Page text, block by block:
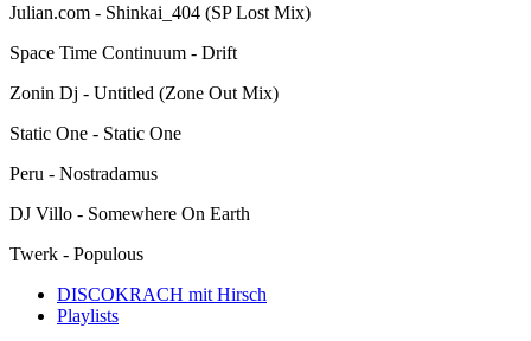
Julian.com - Shinkai_404 (SP Lost Mix)
Space Time Continuum - Drift
Zonin Dj - Untitled (Zone Out Mix)
Static One - Static One
Peru - Nostradamus
DJ Villo - Somewhere On Earth
Twerk - Populous
DISCOKRACH mit Hirsch
Playlists